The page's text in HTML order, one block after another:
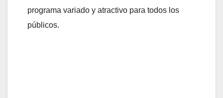
programa variado y atractivo para todos los
públicos.